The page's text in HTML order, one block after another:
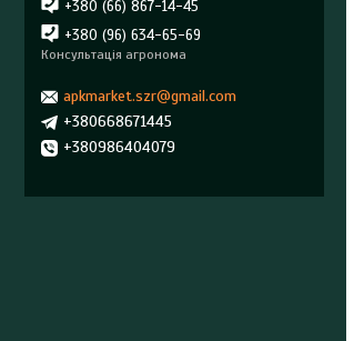
+380 (66) 867-14-45
+380 (96) 634-65-69
Консультація агронома
apkmarket.szr@gmail.com
+380668671445
+380986404079